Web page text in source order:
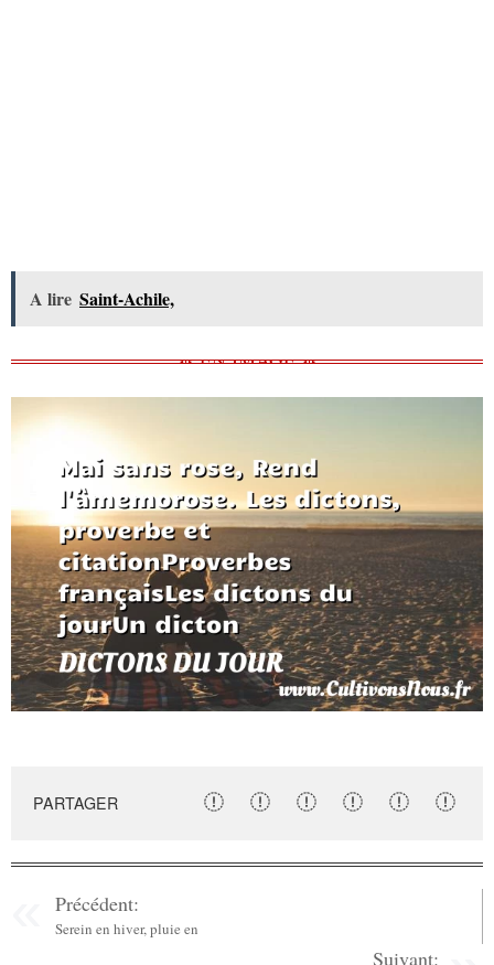
A lire Saint-Achile,
PARTAGER
Précédent:
Serein en hiver, pluie en
Suivant: